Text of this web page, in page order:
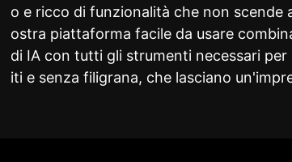
o e ricco di funzionalità che non scende
ostra piattaforma facile da usare
di IA con tutti gli strumenti necessari
iti e senza filigrana, che lasciano